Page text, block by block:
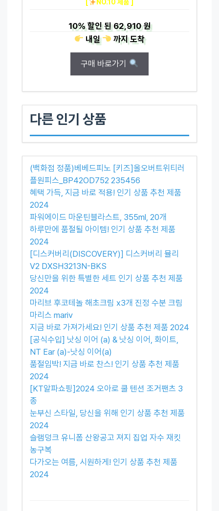
NO.10 제품 ]
10%할인 된62,910 원
내일
까지도착
구매 바로가기
다른 인기 상품
(백화점 정품)베베드피노 [키즈]올오버트위티러
플원피스_BP42OD752 235456
혜택 가득, 지금 바로 적용! 인기 상품 추천 제품
2024
파워에이드 마운틴블라스트, 355ml, 20개
하루만에 품절될 아이템! 인기 상품 추천 제품
2024
[디스커버리(DISCOVERY)] 디스커버리 뮬리
V2 DXSH3213N-BKS
당신만을 위한 특별한 세트 인기 상품 추천 제품
2024
마리브 후코테놀 해초크림 x3개 진정 수분 크림
마리스 mariv
지금 바로 가져가세요! 인기 상품 추천 제품 2024
[공식수입] 낫싱 이어 (a) & 낫싱 이어, 화이트,
NT Ear (a)-낫싱 이어(a)
품절임박! 지금 바로 찬스! 인기 상품 추천 제품
2024
[KT알파쇼핑]2024 오아로 쿨 텐션 조거팬츠 3
종
눈부신 스타일, 당신을 위해 인기 상품 추천 제품
2024
슬램덩크 유니폼 산왕공고 져지 집업 자수 재킷
농구복
다가오는 여름, 시원하게! 인기 상품 추천 제품
2024